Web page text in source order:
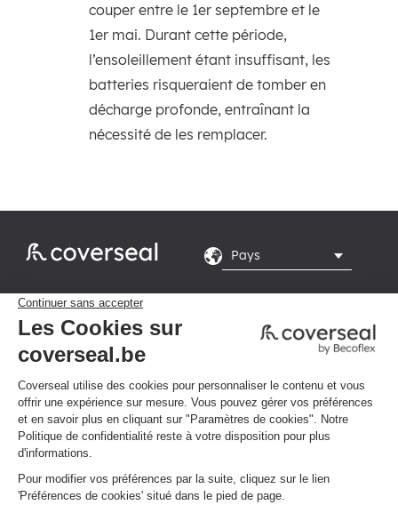
couper entre le 1er septembre et le
1er mai. Durant cette période,
l’ensoleillement étant insuffisant, les
batteries risqueraient de tomber en
décharge profonde, entraînant la
nécessité de les remplacer.

Rte du Grand Peuplier
8, 7110 La Louvière
8h-16h
Politique de confidentialité
Conditions générales